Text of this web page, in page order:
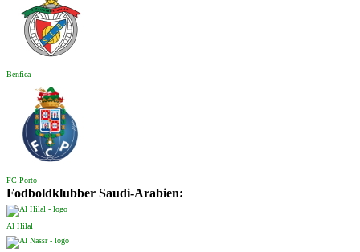
Benfica
FC Porto
Fodboldklubber Saudi-Arabien:
Al Hilal